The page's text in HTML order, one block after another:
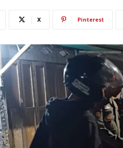
X Pinterest